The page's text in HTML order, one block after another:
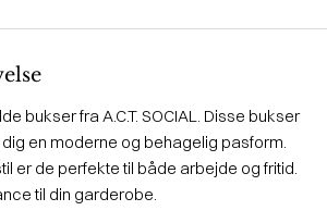
bukser fra A.C.T. SOCIAL. Disse bukser
en moderne og behagelig pasform.
er de perfekte til både arbejde og fritid.
til din garderobe.